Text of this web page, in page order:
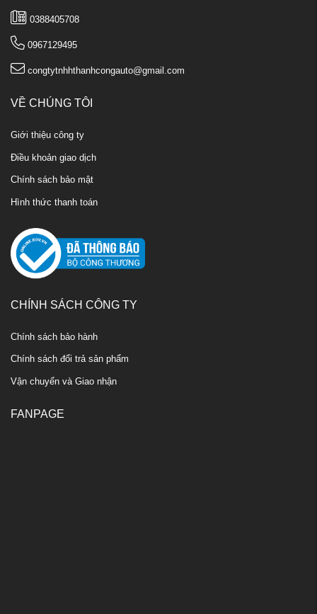
0388405708
0967129495
congtytnhhthanhcongauto@gmail.com
VỀ CHÚNG TÔI
Giới thiệu công ty
Điều khoản giao dịch
Chính sách bảo mật
Hình thức thanh toán
CHÍNH SÁCH CÔNG TY
Chính sách bảo hành
Chính sách đổi trả sản phẩm
Vận chuyển và Giao nhận
FANPAGE